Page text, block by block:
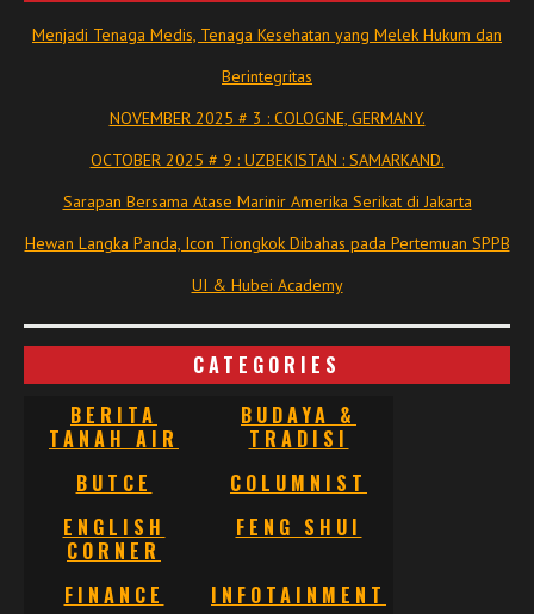
Menjadi Tenaga Medis, Tenaga Kesehatan yang Melek Hukum dan
Berintegritas
NOVEMBER 2025 # 3 : COLOGNE, GERMANY.
OCTOBER 2025 # 9 : UZBEKISTAN : SAMARKAND.
Sarapan Bersama Atase Marinir Amerika Serikat di Jakarta
Hewan Langka Panda, Icon Tiongkok Dibahas pada Pertemuan SPPB
UI & Hubei Academy
CATEGORIES
BERITA
TANAH AIR
BUDAYA &
TRADISI
BUTCE
COLUMNIST
ENGLISH
CORNER
FENG SHUI
FINANCE
INFOTAINMENT